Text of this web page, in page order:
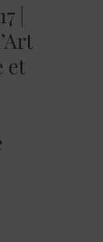
|
et